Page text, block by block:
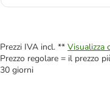
Prezzi IVA incl. ** Visualizza
Prezzo regolare = il prezzo
30 giorni